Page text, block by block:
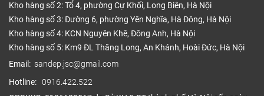
Kho hàng số 2: Tổ 4, phường Cự Khối, Long Biên, Hà Nội
Kho hàng số 3: Đường 6, phường Yên Nghĩa, Hà Đông, Hà Nội
Kho hàng số 4: KCN Nguyên Khê, Đông Anh, Hà Nội
Kho hàng số 5: Km9 ĐL Thăng Long, An Khánh, Hoài Đức, Hà Nội
Email: sandep.jsc@gmail.com
Hotline: 0916.422.522